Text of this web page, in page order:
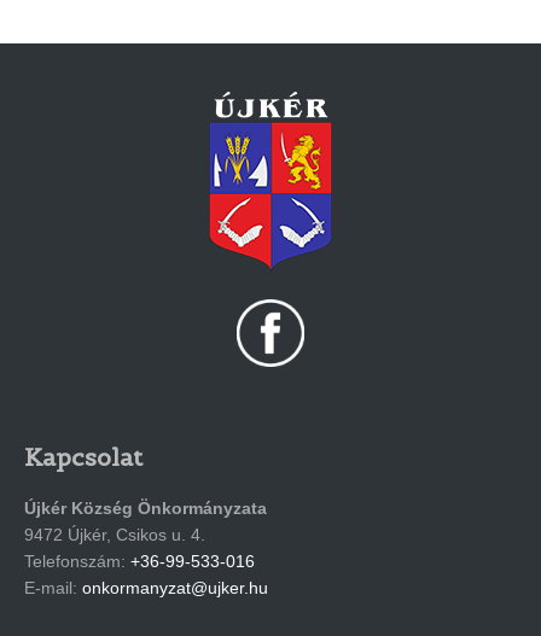
Kapcsolat
Újkér Község Önkormányzata
9472 Újkér, Csikos u. 4.
Telefonszám: +36-99-533-016
E-mail: onkormanyzat@ujker.hu